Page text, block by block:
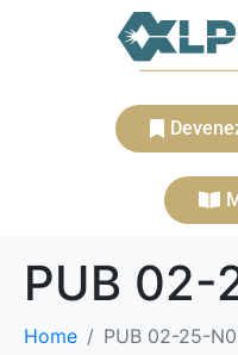
PUB 02-
Home PUB 02-25-